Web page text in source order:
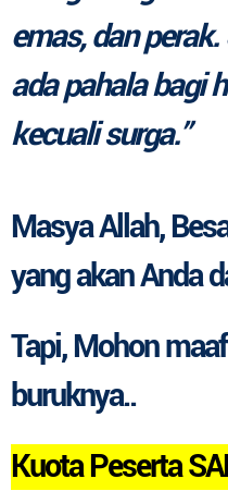
emas, dan
ada pahala bagi
kecuali surga.”
Masya Allah,
yang akan Anda
Tapi, Mohon
buruknya..
Kuota Peserta